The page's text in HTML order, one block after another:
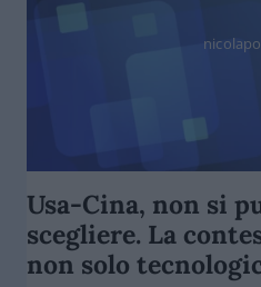
Usa-Cina, non si
scegliere. La
non solo